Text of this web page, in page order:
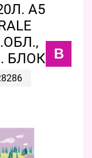
А5
БЛОК B